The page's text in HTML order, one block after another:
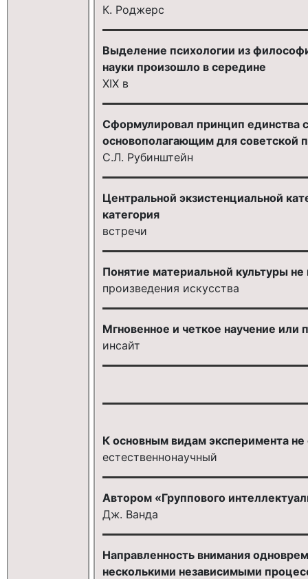
К. Роджерс
Выделение психологии из
науки произошло в середине
XIX в
Сформулировал принцип единства
основополагающим для советской
С.Л. Рубинштейн
Центральной экзистенциальной
категория
встречи
Понятие материальной культуры не
произведения искусства
Мгновенное и четкое научение или
инсайт
К основным видам эксперимента не
естественнонаучный
Автором «Группового
Дж. Ванда
Направленность внимания
несколькими независимыми